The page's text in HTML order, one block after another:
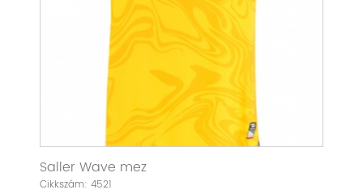
Saller Wave mez
Cikkszám: 4521